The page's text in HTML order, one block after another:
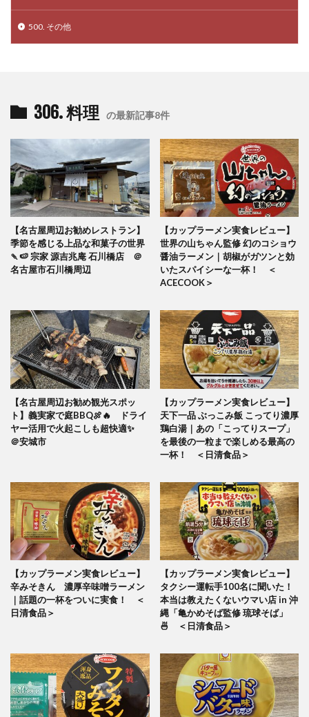
500. その他
306. 料理 の最新記事8件
【名古屋周辺お勧めレストラン】
季節を感じる上品な和菓子の世界
🍡🍉 宗家 源吉兆庵 石川橋店 ＠
名古屋市石川橋周辺
【カップラーメン実食レビュー】
世界の山ちゃん監修 幻のコショウ
醤油ラーメン｜胡椒がガツンと効
いたスパイシーな一杯！ ＜
ACECOOK＞
【名古屋周辺お勧め観光スポッ
ト】義実家で庭BBQ🍖🔥 ドライ
ヤー活用で火起こしも超快適✨
＠安城市
【カップラーメン実食レビュー】
天下一品 ぶっこみ飯 こってり濃厚
鶏白湯｜あの「こってりスープ」
を最後の一粒まで楽しめる最高の
一杯！ ＜日清食品＞
【カップラーメン実食レビュー】
辛みそきん 濃厚辛味噌ラーメン
｜話題の一杯をついに実食！ ＜
日清食品＞
【カップラーメン実食レビュー】
タクシー運転手100名に聞いた！
本当は教えたくないウマい店 in 沖
縄「亀かめそば監修 琉球そば」
🍜 ＜日清食品＞